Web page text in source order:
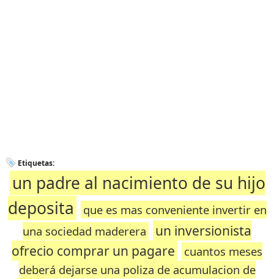
Etiquetas:
un padre al nacimiento de su hijo
deposita
que es mas conveniente invertir en
una sociedad maderera
un inversionista
ofrecio comprar un pagare
cuantos meses
deberá dejarse una poliza de acumulacion de